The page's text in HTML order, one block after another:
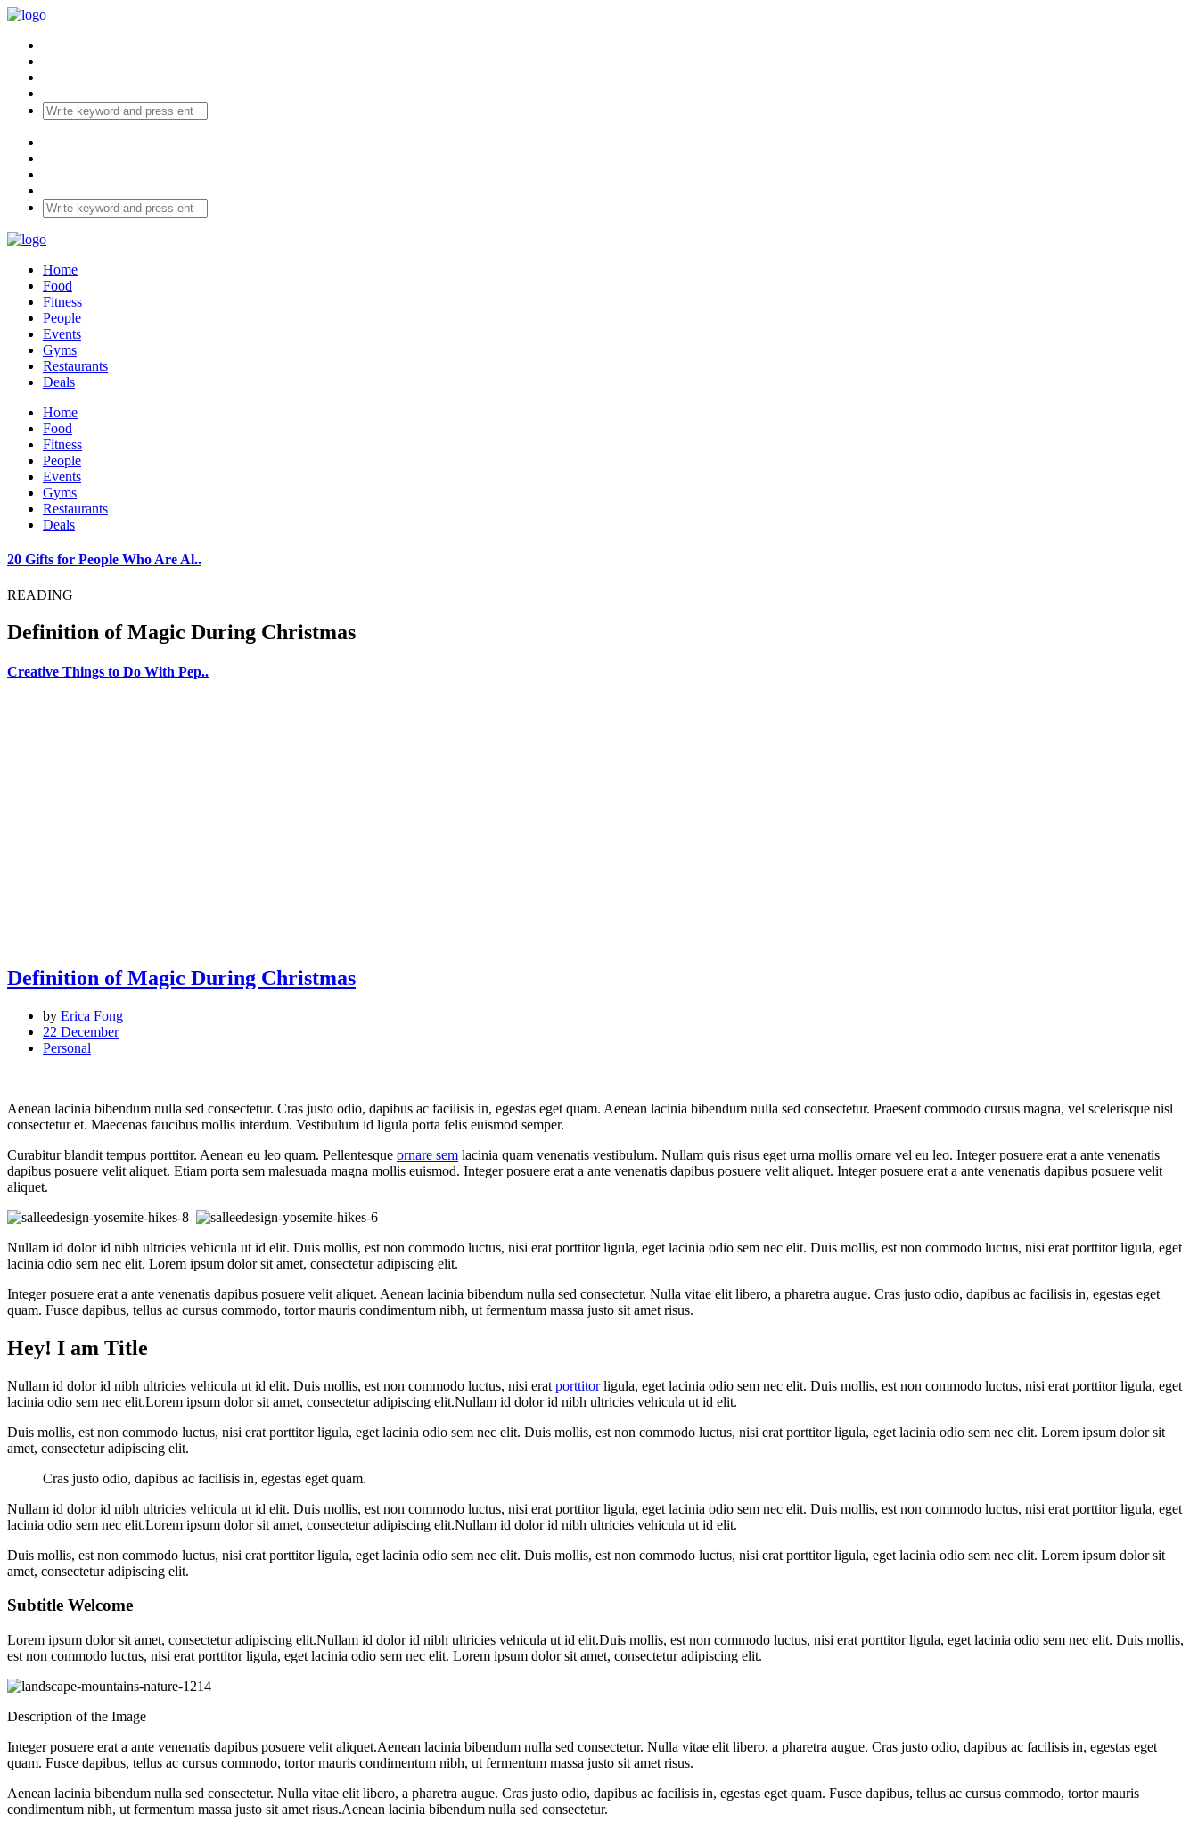
Home
Food
Fitness
People
Events
Gyms
Restaurants
Deals
Home
Food
Fitness
People
Events
Gyms
Restaurants
Deals
20 Gifts for People Who Are Al..
READING
Definition of Magic During Christmas
Creative Things to Do With Pep..
Definition of Magic During Christmas
by Erica Fong
22 December
Personal
Aenean lacinia bibendum nulla sed consectetur. Cras justo odio, dapibus ac facilisis in, egestas eget quam. Aenean lacinia bibendum nulla sed consectetur. Praesent commodo cursus magna, vel scelerisque nisl
consectetur et. Maecenas faucibus mollis interdum. Vestibulum id ligula porta felis euismod semper.
Curabitur blandit tempus porttitor. Aenean eu leo quam. Pellentesque ornare sem lacinia quam venenatis vestibulum. Nullam quis risus eget urna mollis ornare vel eu leo. Integer posuere erat a ante venenatis
dapibus posuere velit aliquet. Etiam porta sem malesuada magna mollis euismod. Integer posuere erat a ante venenatis dapibus posuere velit aliquet. Integer posuere erat a ante venenatis dapibus posuere velit
aliquet.
Nullam id dolor id nibh ultricies vehicula ut id elit. Duis mollis, est non commodo luctus, nisi erat porttitor ligula, eget lacinia odio sem nec elit. Duis mollis, est non commodo luctus, nisi erat porttitor ligula, eget
lacinia odio sem nec elit. Lorem ipsum dolor sit amet, consectetur adipiscing elit.
Integer posuere erat a ante venenatis dapibus posuere velit aliquet. Aenean lacinia bibendum nulla sed consectetur. Nulla vitae elit libero, a pharetra augue. Cras justo odio, dapibus ac facilisis in, egestas eget
quam. Fusce dapibus, tellus ac cursus commodo, tortor mauris condimentum nibh, ut fermentum massa justo sit amet risus.
Hey! I am Title
Nullam id dolor id nibh ultricies vehicula ut id elit. Duis mollis, est non commodo luctus, nisi erat porttitorligula, eget lacinia odio sem nec elit. Duis mollis, est non commodo luctus, nisi erat porttitor ligula, eget
lacinia odio sem nec elit.Lorem ipsum dolor sit amet, consectetur adipiscing elit.Nullam id dolor id nibh ultricies vehicula ut id elit.
Duis mollis, est non commodo luctus, nisi erat porttitor ligula, eget lacinia odio sem nec elit. Duis mollis, est non commodo luctus, nisi erat porttitor ligula, eget lacinia odio sem nec elit. Lorem ipsum dolor sit
amet, consectetur adipiscing elit.
Cras justo odio, dapibus ac facilisis in, egestas eget quam.
Nullam id dolor id nibh ultricies vehicula ut id elit. Duis mollis, est non commodo luctus, nisi erat porttitor ligula, eget lacinia odio sem nec elit. Duis mollis, est non commodo luctus, nisi erat porttitor ligula, eget
lacinia odio sem nec elit.Lorem ipsum dolor sit amet, consectetur adipiscing elit.Nullam id dolor id nibh ultricies vehicula ut id elit.
Duis mollis, est non commodo luctus, nisi erat porttitor ligula, eget lacinia odio sem nec elit. Duis mollis, est non commodo luctus, nisi erat porttitor ligula, eget lacinia odio sem nec elit. Lorem ipsum dolor sit
amet, consectetur adipiscing elit.
Subtitle Welcome
Lorem ipsum dolor sit amet, consectetur adipiscing elit.Nullam id dolor id nibh ultricies vehicula ut id elit.Duis mollis, est non commodo luctus, nisi erat porttitor ligula, eget lacinia odio sem nec elit. Duis mollis,
est non commodo luctus, nisi erat porttitor ligula, eget lacinia odio sem nec elit. Lorem ipsum dolor sit amet, consectetur adipiscing elit.
Description of the Image
Integer posuere erat a ante venenatis dapibus posuere velit aliquet.Aenean lacinia bibendum nulla sed consectetur. Nulla vitae elit libero, a pharetra augue. Cras justo odio, dapibus ac facilisis in, egestas eget
quam. Fusce dapibus, tellus ac cursus commodo, tortor mauris condimentum nibh, ut fermentum massa justo sit amet risus.
Aenean lacinia bibendum nulla sed consectetur. Nulla vitae elit libero, a pharetra augue. Cras justo odio, dapibus ac facilisis in, egestas eget quam. Fusce dapibus, tellus ac cursus commodo, tortor mauris
condimentum nibh, ut fermentum massa justo sit amet risus.Aenean lacinia bibendum nulla sed consectetur.